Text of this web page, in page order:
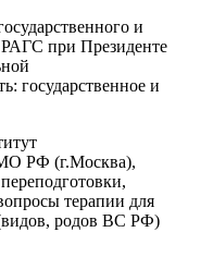
и
при Президенте
государственное и
РФ (г.Москва),
терапии для
родов ВС РФ)